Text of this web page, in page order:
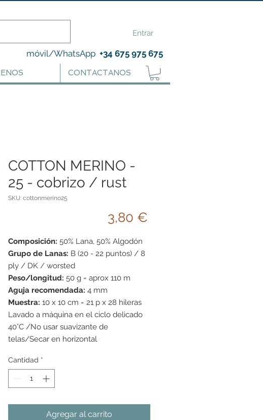
móvil/WhatsApp +34 675 975 675
Entrar
CONTACTANOS
COTTON MERINO -
25 - cobrizo / rust
SKU: cottonmerino25
3,80 €
Composición: 50% Lana, 50% Algodón
Grupo de Lanas: B (20 - 22 puntos) / 8
ply / DK / worsted
Peso/longitud: 50 g = aprox 110 m
Aguja recomendada: 4 mm
Muestra: 10 x 10 cm = 21 p x 28 hileras
Lavado a máquina en el ciclo delicado
40°C /No usar suavizante de
telas/Secar en horizontal
Cantidad *
Agregar al carrito